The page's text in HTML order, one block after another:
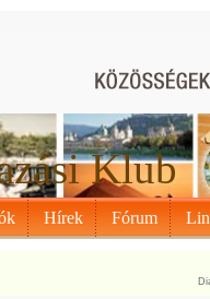
Klub
Hírek Fórum